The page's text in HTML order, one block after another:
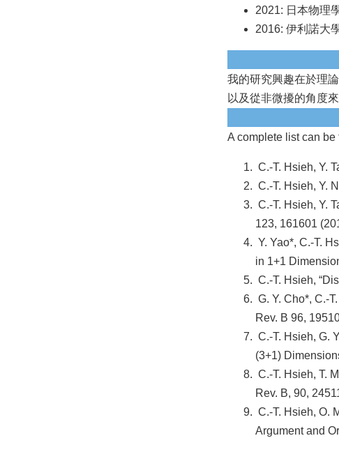
2021: 日本物理
2016: 伊利諾大
我的研究興趣在於理
以及從非微擾的角度
A complete list can be
C.-T. Hsieh, Y.
C.-T. Hsieh, Y.
C.-T. Hsieh, Y.
123, 161601
Y. Yao*, C.-T.
in 1+1
C.-T. Hsieh,
G. Y. Cho*, C.-
Rev. B 96,
C.-T. Hsieh, G.
(3+1)
C.-T. Hsieh, T.
Rev. B, 90,
C.-T. Hsieh, O.
Argument and